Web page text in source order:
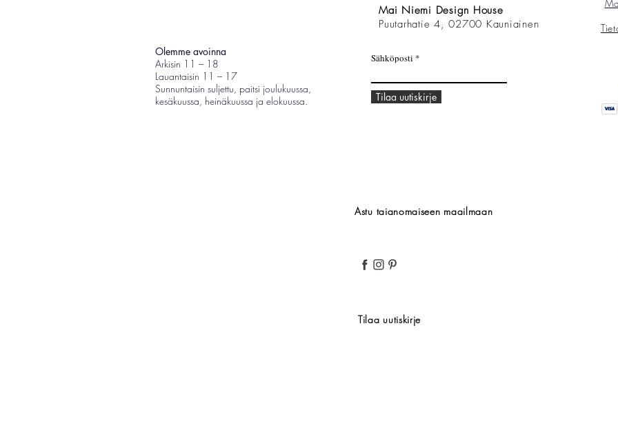
Mai Niemi Design House
Puutarhatie 4, 02700 Kauniainen
Olemme avoinna
Arkisin 11 – 18
Lauantaisin 11 – 17
Sunnuntaisin suljettu, paitsi joulukuussa,
kesäkuussa, heinäkuussa ja elokuussa.
Sähköposti
Tilaa uutiskirje
Astu taianomaiseen maailmaan
Tilaa uutiskirje